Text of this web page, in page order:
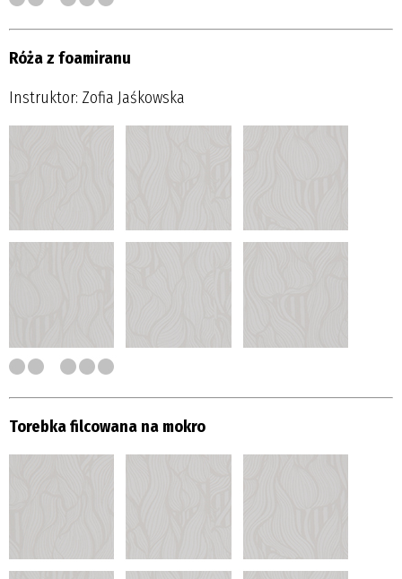
Róża z foamiranu
Instruktor: Zofia Jaśkowska
Torebka filcowana na mokro